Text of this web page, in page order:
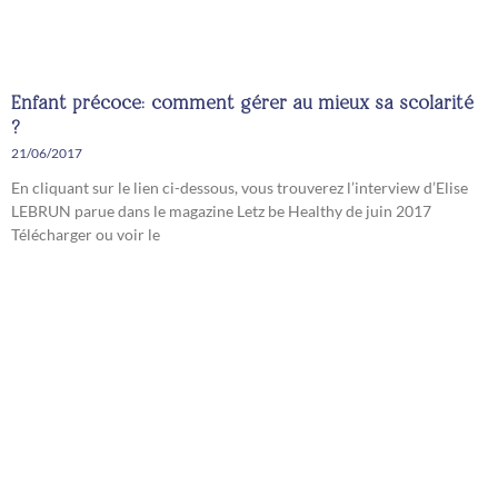
Enfant précoce: comment gérer au mieux sa scolarité
?
21/06/2017
En cliquant sur le lien ci-dessous, vous trouverez l’interview d’Elise
LEBRUN parue dans le magazine Letz be Healthy de juin 2017
Télécharger ou voir le